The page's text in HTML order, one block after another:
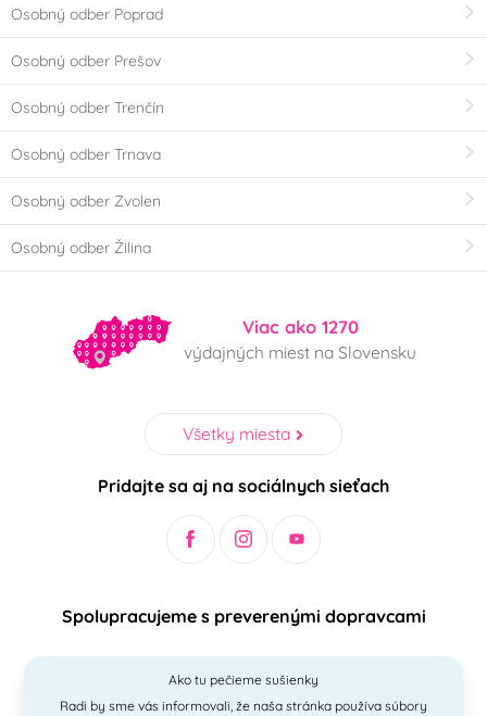
Osobný odber Poprad
Osobný odber Prešov
Osobný odber Trenčín
Osobný odber Trnava
Osobný odber Zvolen
Osobný odber Žilina
Viac ako 1270
výdajných miest na Slovensku
Všetky miesta
Pridajte sa aj na sociálnych sieťach
Spolupracujeme s preverenými dopravcami
Ako tu pečieme sušienky
Radi by sme vás informovali, že naša stránka používa súbory